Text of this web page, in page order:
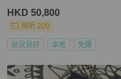
HKD 50,800
現折 200
狀況良好 本地 免運